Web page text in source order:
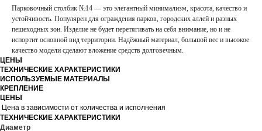
Парковочный столбик №14 — это элегантный минимализм, красота, качество и
устойчивость. Популярен для ограждения парков, городских аллей и разных
пешеходных зон. Изделие не будет перетягивать на себя внимание, но и не
испортит основной вид территории. Надёжный материал, большой вес и высокое
качество модели сделают вложение средств долговечным.
ЦЕНЫ
ТЕХНИЧЕСКИЕ ХАРАКТЕРИСТИКИ
ИСПОЛЬЗУЕМЫЕ МАТЕРИАЛЫ
КРЕПЛЕНИЕ
ЦЕНЫ
Цена в зависимости от количества и исполнения
ТЕХНИЧЕСКИЕ ХАРАКТЕРИСТИКИ
Диаметр